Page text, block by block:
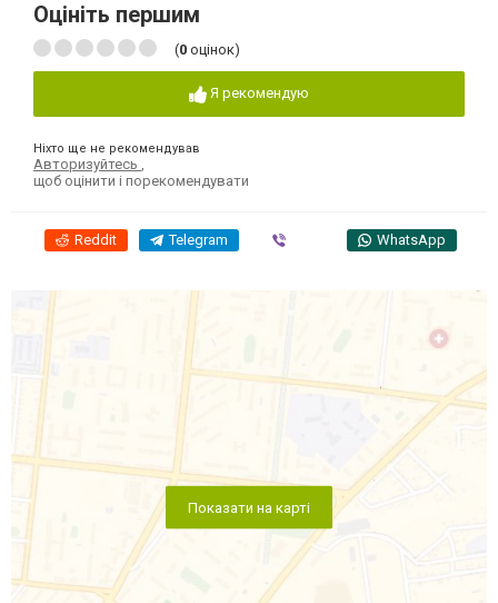
Оцініть першим
(0 оцінок)
Я рекомендую
Ніхто ще не рекомендував
Авторизуйтесь
щоб оцінити і порекомендувати
Reddit Telegram WhatsApp
Показати на карті